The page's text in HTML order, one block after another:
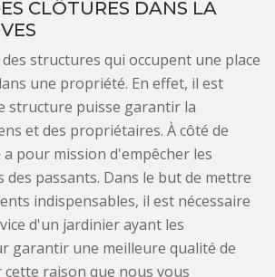
CLÔTURES DANS LA
structures qui occupent une place
une propriété. En effet, il est
structure puisse garantir la
et des propriétaires. À côté de
pour mission d'empêcher les
des passants. Dans le but de mettre
indispensables, il est nécessaire
d'un jardinier ayant les
garantir une meilleure qualité de
raison que nous vous